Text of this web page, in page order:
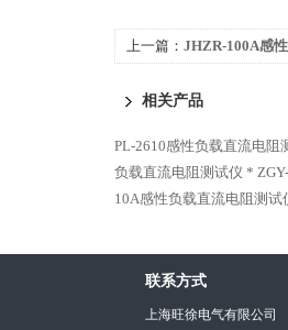
上一篇： JHZR-100A感
相关产品
PL-2610感性负载直流电阻
负载直流电阻测试仪 *
10A感性负载直流电阻测试
联系方式
上海旺徐电气有限公司